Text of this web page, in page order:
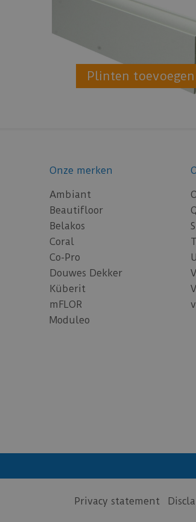
Plinten toevoegen
Onze merken
Ambiant
Beautifloor
Belakos
Coral
Co-Pro
Douwes Dekker
Küberit
mFLOR
Moduleo
Privacy statement